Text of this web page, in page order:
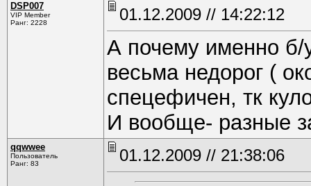
DSP007
VIP Member
Ранг: 2228
01.12.2009 // 14:22:12
А почему именно б/
весьма недорог (
спецефичен, тк
И вообще- разные
qqwwee
Пользователь
Ранг: 83
01.12.2009 // 21:38:06